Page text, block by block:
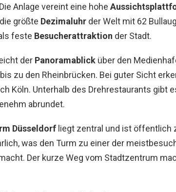
Anlage vereint eine hohe
größte Dezimaluhr der Welt mit 62
feste Besucherattraktion der Stadt.
der Panoramablick über den
zu den Rheinbrücken. Bei guter Sicht
Köln. Unterhalb des Drehrestaurants gibt
abrundet.
Düsseldorf liegt zentral und ist öffentlich
was den Turm zu einer der
Der kurze Weg vom Stadtzentrum